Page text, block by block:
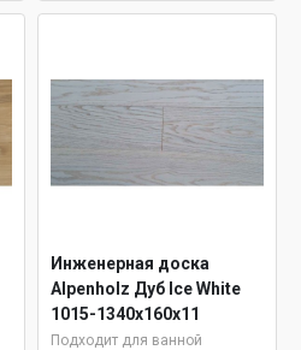
Инженерная доска
Alpenholz Дуб Ice White
1015-1340х160х11
Подходит для ванной